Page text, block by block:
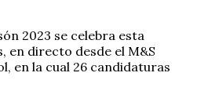
2023 se celebra esta
en directo desde el M&S
en la cual 26 candidaturas